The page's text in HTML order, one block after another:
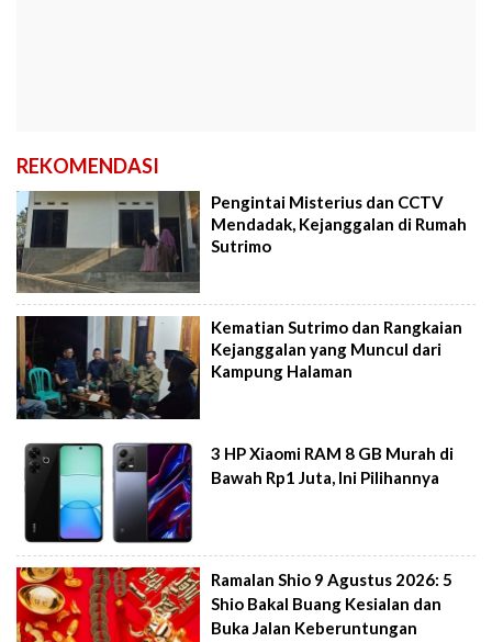
REKOMENDASI
Pengintai Misterius dan CCTV
Mendadak, Kejanggalan di Rumah
Sutrimo
Kematian Sutrimo dan Rangkaian
Kejanggalan yang Muncul dari
Kampung Halaman
3 HP Xiaomi RAM 8 GB Murah di
Bawah Rp1 Juta, Ini Pilihannya
Ramalan Shio 9 Agustus 2026: 5
Shio Bakal Buang Kesialan dan
Buka Jalan Keberuntungan